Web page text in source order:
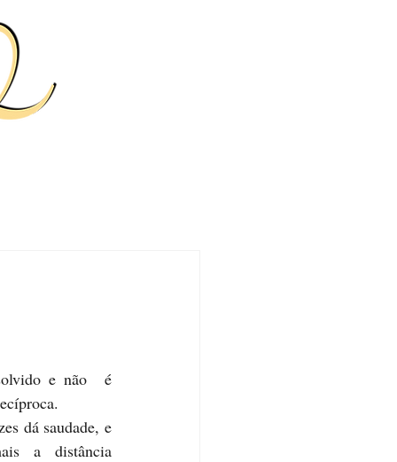
e não  é
dá saudade, e
a distância